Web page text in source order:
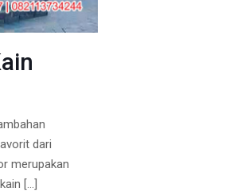
dari
merupakan
[…]